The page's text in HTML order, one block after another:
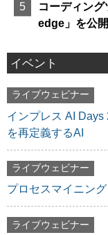
コーディン
edge」を公開
イベント
ライブウェビナー
インプレス AI
を再定義するAI
ライブウェビナー
プロセスマイニン
ライブウェビナー